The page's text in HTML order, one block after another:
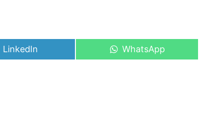
Share
on
LinkedIn
Share
on
WhatsApp